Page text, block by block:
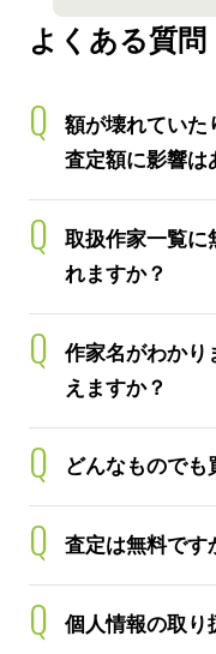
よくある質問
Q
額が壊れていた
査定額に影響は
Q
取扱作家一覧に
れますか？
Q
作家名がわかり
えますか？
Q どんなものでも
Q 査定は無料です
Q 個人情報の取り